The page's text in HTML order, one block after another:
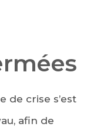
de crise s’est
afin de